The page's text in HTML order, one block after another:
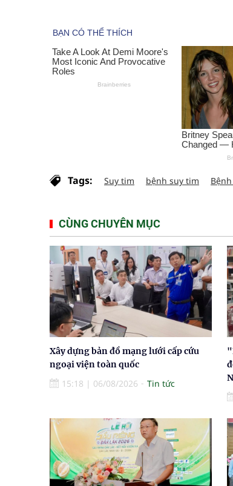
Tags: Suy tim bệnh suy tim
CÙNG CHUYÊN MỤC
Xây dựng bản đồ mạng lưới cấp cứu
ngoại viện toàn quốc
15:18 | 06/08/2026 Tin tức